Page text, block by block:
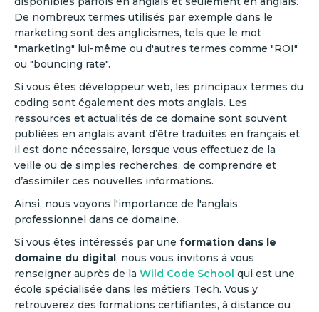
De nombreux termes utilisés par exemple dans le
marketing sont des anglicismes, tels que le mot
"marketing" lui-même ou d'autres termes comme "ROI"
ou "bouncing rate".
Si vous êtes développeur web, les principaux termes du
coding sont également des mots anglais. Les
ressources et actualités de ce domaine sont souvent
publiées en anglais avant d’être traduites en français et
il est donc nécessaire, lorsque vous effectuez de la
veille ou de simples recherches, de comprendre et
d’assimiler ces nouvelles informations.
Ainsi, nous voyons l'importance de l'anglais
professionnel dans ce domaine.
Si vous êtes intéressés par une formation dans le
domaine du digital, nous vous invitons à vous
renseigner auprès de la Wild Code School qui est une
école spécialisée dans les métiers Tech. Vous y
retrouverez des formations certifiantes, à distance ou